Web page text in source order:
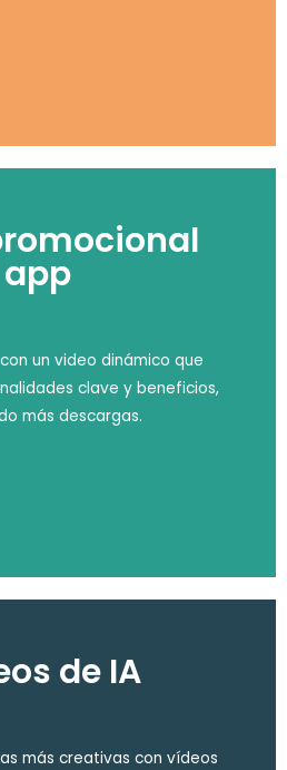
app
un video dinámico que
clave y beneficios,
más descargas.
de IA
más creativas con vídeos